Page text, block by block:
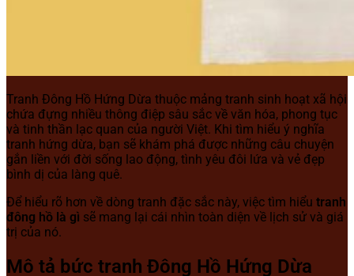
Tranh Đông Hồ Hứng Dừa thuộc mảng tranh sinh hoạt xã hội
chứa đựng nhiều thông điệp sâu sắc về văn hóa, phong tục
và tinh thần lạc quan của người Việt. Khi tìm hiểu ý nghĩa
tranh hứng dừa, bạn sẽ khám phá được những câu chuyện
gắn liền với đời sống lao động, tình yêu đôi lứa và vẻ đẹp
bình dị của làng quê.
Để hiểu rõ hơn về dòng tranh đặc sắc này, việc tìm hiểu tranh
đông hồ là gì sẽ mang lại cái nhìn toàn diện về lịch sử và giá
trị của nó.
Mô tả bức tranh Đông Hồ Hứng Dừa